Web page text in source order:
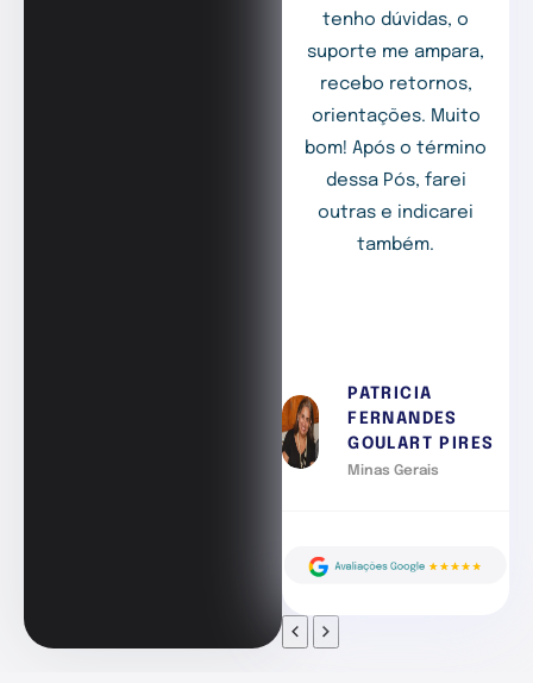
tenho dúvidas, o
suporte me ampara,
recebo retornos,
orientações. Muito
bom! Após o término
dessa Pós, farei
outras e indicarei
também.
PATRICIA
FERNANDES
GOULART PIRES
Minas Gerais